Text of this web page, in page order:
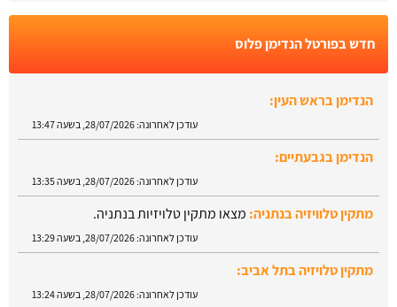
חדש בפורטל הנדימן פלוס
מתקין טלוויזיה בנתניה: מצאו מתקין טלויזיות בנתניה.
מתקין טלויזיה בתל אביב: